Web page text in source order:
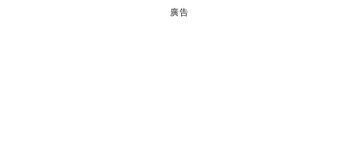
廣告